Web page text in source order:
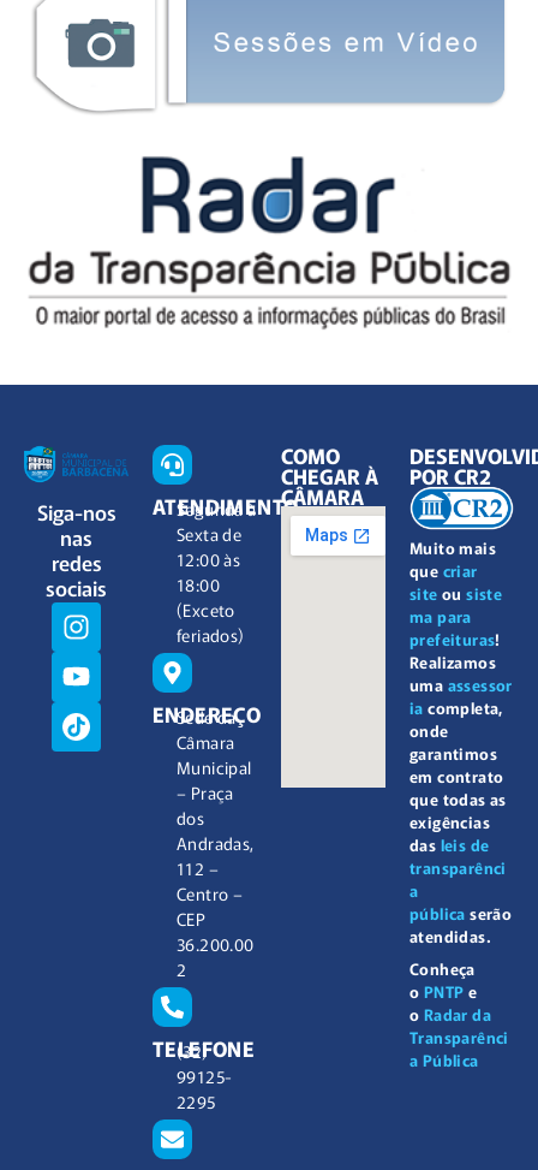
Siga-nos
nas
redes
sociais
ATENDIMENTO
Segunda à
Sexta de
12:00 às
18:00
(Exceto
feriados)
ENDEREÇO
Sede da
Câmara
Municipal
– Praça
dos
Andradas,
112 –
Centro –
CEP
36.200.00
2
TELEFONE
(32)
99125-
2295
COMO
CHEGAR À
CÂMARA
Muito mais
que criar
site ousiste
ma para
prefeituras!
Realizamos
uma assessor
ia completa,
onde
garantimos
em contrato
que todas as
exigências
das leis de
transparênci
a
pública serão
atendidas.
Conheça
o PNTP e
o Radar da
Transparênci
a Pública
POR CR2